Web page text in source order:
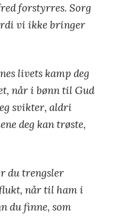
forstyrres. Sorg
vi ikke bringer
livets kamp deg
når i bønn til Gud
svikter, aldri
deg kan trøste,
du trengsler
når til ham i
du finne, som